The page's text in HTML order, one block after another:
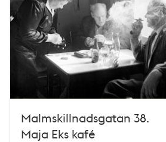
Malmskillnadsgatan 38.
Maja Eks kafé